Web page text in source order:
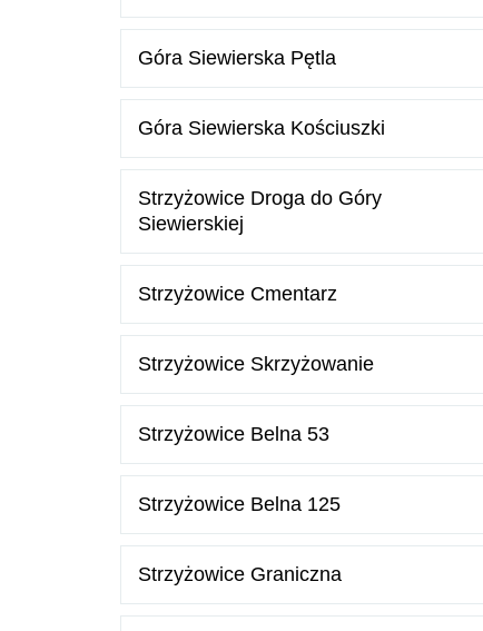
Góra Siewierska Pętla
Góra Siewierska Kościuszki
Strzyżowice Droga do Góry
Siewierskiej
Strzyżowice Cmentarz
Strzyżowice Skrzyżowanie
Strzyżowice Belna 53
Strzyżowice Belna 125
Strzyżowice Graniczna